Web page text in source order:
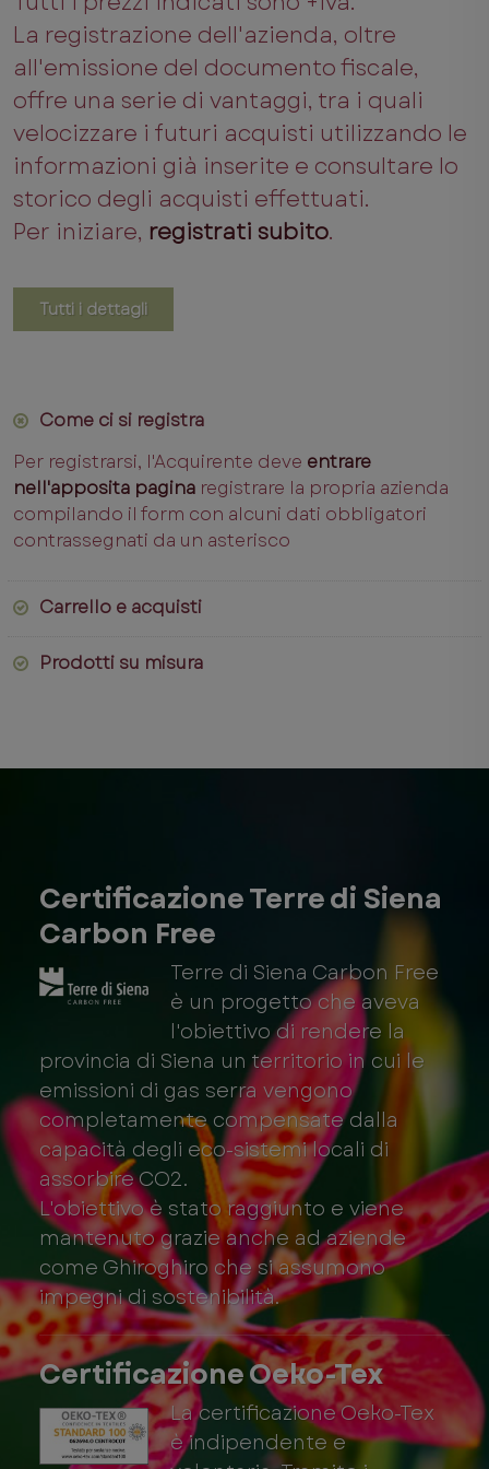
La registrazione dell'azienda, oltre
all'emissione del documento fiscale,
offre una serie di vantaggi, tra i quali
velocizzare i futuri acquisti utilizzando le
informazioni già inserite e consultare lo
storico degli acquisti effettuati.
Per iniziare, registrati subito.
Tutti i dettagli
Come ci si registra
Per registrarsi, l'Acquirente deve entrare
nell'apposita pagina registrare la propria azienda
compilando il form con alcuni dati obbligatori
contrassegnati da un asterisco
Carrello e acquisti
Prodotti su misura
Certificazione Terre di Siena
Carbon Free
Terre di Siena Carbon Free
è un progetto che aveva
l'obiettivo di rendere la
provincia di Siena un territorio in cui le
emissioni di gas serra vengono
completamente compensate dalla
capacità degli eco-sistemi locali di
assorbire CO2.
L'obiettivo è stato raggiunto e viene
mantenuto grazie anche ad aziende
come Ghiroghiro che si assumono
impegni di sostenibilità.
Certificazione Oeko-Tex
La certificazione Oeko-Tex
è indipendente e